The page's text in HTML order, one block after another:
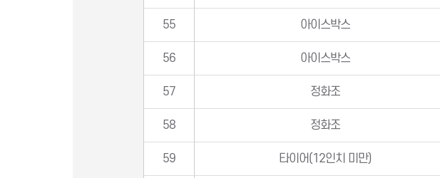
55 아이스박스
56 아이스박스
57 정화조
58 정화조
59 타이어(12인치 미만)